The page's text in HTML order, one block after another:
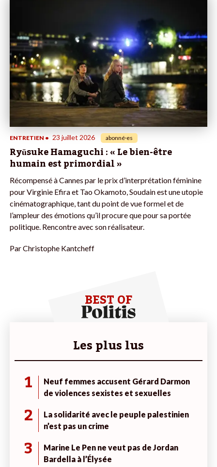
ENTRETIEN • 23 juillet 2026 abonné·es
Ryūsuke Hamaguchi : « Le bien-être
humain est primordial »
Récompensé à Cannes par le prix d’interprétation féminine
pour Virginie Efira et Tao Okamoto, Soudain est une utopie
cinématographique, tant du point de vue formel et de
l’ampleur des émotions qu’il procure que pour sa portée
politique. Rencontre avec son réalisateur.
ParChristophe Kantcheff
BEST OF
Les plus lus
1
Neuf femmes accusent Gérard Darmon
de violences sexistes et sexuelles
2
La solidarité avec le peuple palestinien
n’est pas un crime
3
Marine Le Pen ne veut pas de Jordan
Bardella à l’Élysée